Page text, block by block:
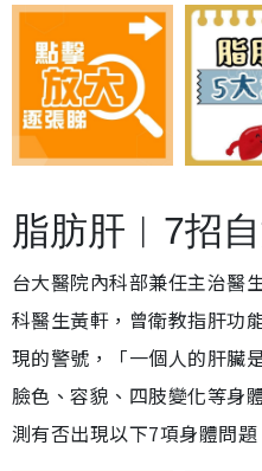
脂肪肝︱7招
台大醫院內科部兼任主治醫
科醫生黃軒，曾衛教指肝功
現的警號，「一個人的肝臟
臉色、容貌、四肢變化等身
測有否出現以下7項身體問題